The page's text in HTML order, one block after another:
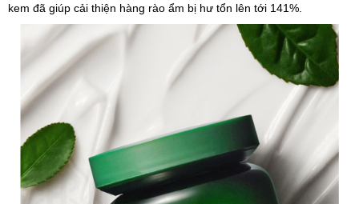
kem đã giúp cải thiện hàng rào ẩm bị hư tổn lên tới 141%.